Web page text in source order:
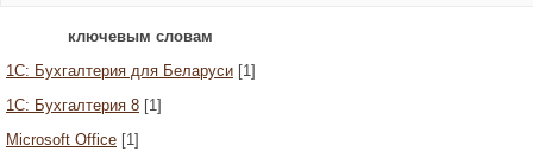
ключевым словам
1C: Бухгалтерия для Беларуси [1]
1С: Бухгалтерия 8 [1]
Microsoft Office [1]